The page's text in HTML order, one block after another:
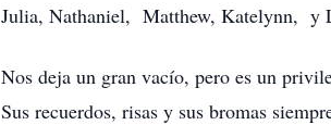
Julia, Nathaniel, Matthew, Katelynn, y
Nos deja un gran vacío, pero es un
Sus recuerdos, risas y sus bromas